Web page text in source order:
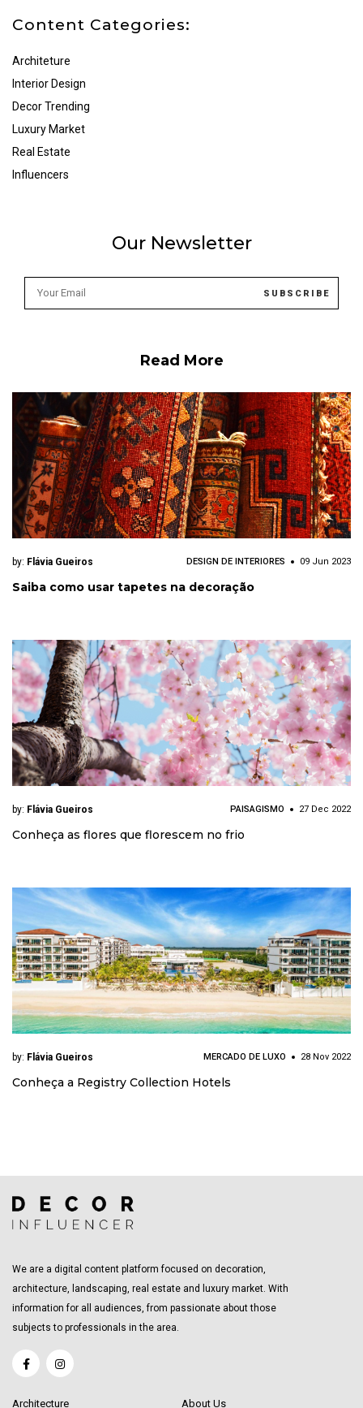
Content Categories:
Architeture
Interior Design
Decor Trending
Luxury Market
Real Estate
Influencers
Our Newsletter
Read More
by: Flávia Gueiros DESIGN DE INTERIORES 09 Jun 2023
Saiba como usar tapetes na decoração
by: Flávia Gueiros PAISAGISMO 27 Dec 2022
Conheça as flores que florescem no frio
by: Flávia Gueiros MERCADO DE LUXO 28 Nov 2022
Conheça a Registry Collection Hotels
We are a digital content platform focused on decoration,
architecture, landscaping, real estate and luxury market. With
information for all audiences, from passionate about those
subjects to professionals in the area.
Architecture About Us